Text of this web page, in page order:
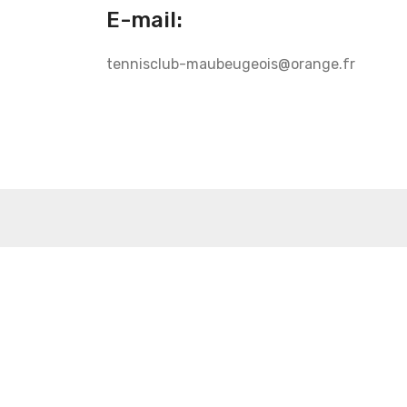
E-mail:
tennisclub-maubeugeois@orange.fr